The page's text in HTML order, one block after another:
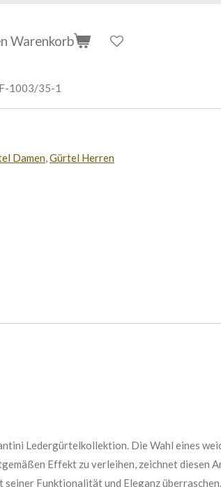
Warenkorb
1003/35-1
Damen,Gürtel Herren
Ledergürtelkollektion. Die Wahl eines
Effekt zu verleihen, zeichnet diesen
Funktionalität und Eleganz